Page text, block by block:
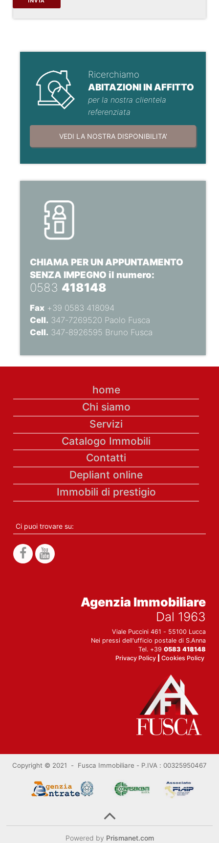
Ricerchiamo
ABITAZIONI IN AFFITTO
per la nostra clientela
referenziata
VEDI LA NOSTRA DISPONIBILITA'
CHIAMA PER UN APPUNTAMENTO
SENZA IMPEGNO il numero:
0583 418148
Fax+39 0583 418094
Cell. 347-7269520 Paolo Fusca
Cell. 347-8926595 Bruno Fusca
home
Chi siamo
Servizi
Catalogo Immobili
Contatti
Depliant online
Immobili di prestigio
Ci puoi trovare su:
Agenzia Immobiliare
Dal 1963
Viale Puccini 461 - 55100 Lucca
Nei pressi dell'ufficio postale di S.Anna
Tel. +390583 418148
Privacy Policy |Cookies Policy
Copyright © 2021 - Fusca Immobiliare - P.IVA : 00325950467
Powered by Prismanet.com